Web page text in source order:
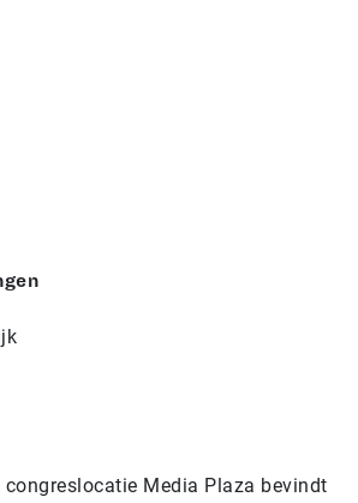
congreslocatie Media Plaza bevindt